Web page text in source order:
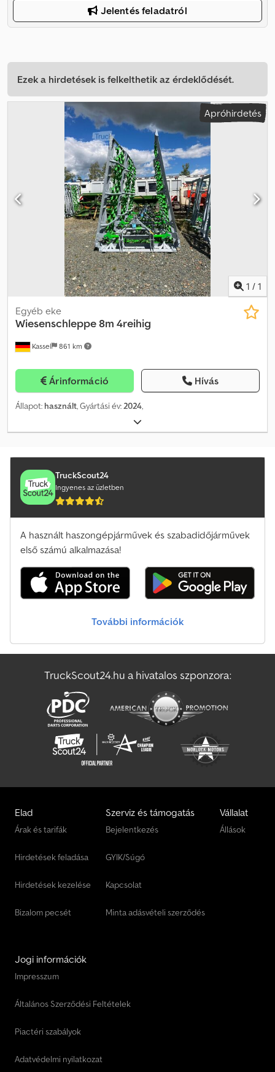
Jelentés feladatról
Ezek a hirdetések is felkelthetik az érdeklődését.
Apróhirdetés
1 / 1
Kassel 861 km
Egyéb eke
Wiesenschleppe 8m 4reihig
Árinformáció Hívás
Állapot: használt, Gyártási év:2024,
TruckScout24
Ingyenes az üzletben
A használt haszongépjárművek és szabadidőjárművek
első számú alkalmazása!
További információk
TruckScout24.hu a hivatalos szponzora:
Elad
Árak és tarifák
Hirdetések feladása
Hirdetések kezelése
Bizalom pecsét
Szerviz és támogatás
Bejelentkezés
GYIK/Súgó
Kapcsolat
Minta adásvételi szerződés
Vállalat
Állások
Jogi információk
Impresszum
Általános Szerződési Feltételek
Piactéri szabályok
Adatvédelmi nyilatkozat